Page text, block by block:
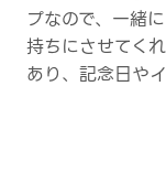
プなので、一緒
持ちにさせてく
あり、記念日や